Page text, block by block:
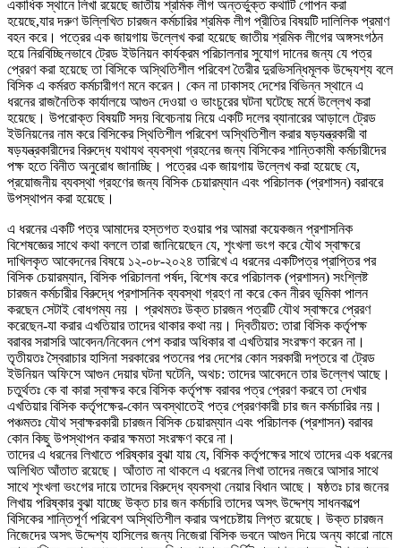
একাধিক স্থানে লিখা রয়েছে জাতীয় শ্রমিক লীগ অন্তর্ভুক্ত কথাটি গোপন করা
হয়েছে,যার দরুণ উল্লিখিত চারজন কর্মচারির শ্রমিক লীগ প্রীতির বিষয়টি দালিলিক প্রমাণ
বহন করে। পত্রের এক জায়গায় উল্লেখ করা হয়েছে জাতীয় শ্রমিক লীগের অঙ্গসংগঠন
হয়ে নিরবিচ্ছিনভাবে ট্রেড ইউনিয়ন কার্যক্রম পরিচালনার সুযোগ দানের জন্য যে পত্র
প্রেরণ করা হয়েছে তা বিসিকে অস্থিতিশীল পরিবেশ তৈরীর দুরভিসন্ধিমূলক উদ্দ্যেশ্য বলে
বিসিক এ কর্মরত কর্মচারীগণ মনে করেন। কেন না ঢাকাসহ দেশের বিভিন্ন স্থানে এ
ধরনের রাজনৈতিক কার্যালয়ে আগুন দেওয়া ও ভাংচুরের ঘটনা ঘটেছে মর্মে উল্লেখ করা
হয়েছে। উপরোক্ত বিষয়টি সদয় বিবেচনায় নিয়ে একটি দলের ব্যানারের আড়ালে ট্রেড
ইউনিয়নের নাম করে বিসিকের স্থিতিশীল পরিবেশ অস্থিতিশীল করার ষড়যন্ত্রকারী বা
ষড়যন্ত্রকারীদের বিরুদ্ধে যথাযথ ব্যবস্থা গ্রহনের জন্য বিসিকের শান্তিকামী কর্মচারীদের
পক্ষ হতে বিনীত অনুরোধ জানাচ্ছি। পত্রের এক জায়গায় উল্লেখ করা হয়েছে যে,
প্রয়োজনীয় ব্যবস্থা গ্রহণের জন্য বিসিক চেয়ারম্যান এবং পরিচালক (প্রশাসন) বরাবরে
উপস্থাপন করা হয়েছে।
এ ধরনের একটি পত্র আমাদের হস্তগত হওয়ার পর আমরা কয়েকজন প্রশাসনিক
বিশেষজ্ঞের সাথে কথা বললে তারা জানিয়েছেন যে, শৃংখলা ভংগ করে যৌথ স্বাক্ষরে
দাখিলকৃত আবেদনের বিষয়ে ১২-০৮-২০২৪ তারিখে এ ধরনের একটিপত্র প্রাপ্তির পর
বিসিক চেয়ারম্যান, বিসিক পরিচালনা পর্ষদ, বিশেষ করে পরিচালক (প্রশাসন) সংশ্লিষ্ট
চারজন কর্মচারীর বিরুদ্ধে প্রশাসনিক ব্যবস্থা গ্রহণ না করে কেন নীরব ভূমিকা পালন
করছেন সেটাই বোধগম্য নয় । প্রথমতঃ উক্ত চারজন পত্রটি যৌথ স্বাক্ষরে প্রেরণ
করেছেন-যা করার এখতিয়ার তাদের থাকার কথা নয়। দ্বিতীয়ত: তারা বিসিক কর্তৃপক্ষ
বরাবর সরাসরি আবেদন/নিবেদন পেশ করার অধিকার বা এখতিয়ার সংরক্ষণ করেন না।
তৃতীয়তঃ স্বৈরাচার হাসিনা সরকারের পতনের পর দেশের কোন সরকারী দপ্তরে বা ট্রেড
ইউনিয়ন অফিসে আগুন দেয়ার ঘটনা ঘটেনি, অথচ: তাদের আবেদনে তার উল্লেখ আছে।
চতুর্থতঃ কে বা কারা স্বাক্ষর করে বিসিক কর্তৃপক্ষ বরাবর পত্র প্রেরণ করবে তা দেখার
এখতিয়ার বিসিক কর্তৃপক্ষের-কোন অবস্থাতেই পত্র প্রেরণকারী চার জন কর্মচারির নয়।
পঞ্চমতঃ যৌথ স্বাক্ষরকারী চারজন বিসিক চেয়ারম্যান এবং পরিচালক (প্রশাসন) বরাবর
কোন কিছু উপস্থাপন করার ক্ষমতা সংরক্ষণ করে না।
তাদের এ ধরনের লিখাতে পরিষ্কার বুঝা যায় যে, বিসিক কর্তৃপক্ষের সাথে তাদের এক ধরনের
অলিখিত আঁতাত রয়েছে। আঁতাত না থাকলে এ ধরনের লিখা তাদের নজরে আসার সাথে
সাথে শৃংখলা ভংগের দায়ে তাদের বিরুদ্ধে ব্যবস্থা নেয়ার বিধান আছে। ষষ্ঠতঃ চার জনের
লিখায় পরিষ্কার বুঝা যাচ্ছে উক্ত চার জন কর্মচারি তাদের অসৎ উদ্দেশ্য সাধনকল্পে
বিসিকের শান্তিপূর্ণ পরিবেশ অস্থিতিশীল করার অপচেষ্টায় লিপ্ত রয়েছে। উক্ত চারজন
নিজেদের অসৎ উদ্দেশ্য হাসিলের জন্য নিজেরা বিসিক ভবনে আগুন দিয়ে অন্য কারো নামে